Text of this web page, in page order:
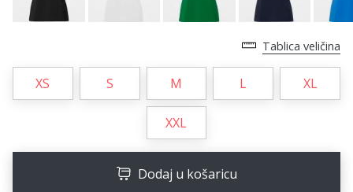
1 min. čitanja
Postani
brenda
Tablica veličina
XS S M L XL
XXL
Dodaj u košaricu